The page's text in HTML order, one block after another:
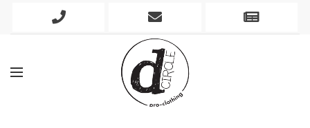
Phone
Mobile